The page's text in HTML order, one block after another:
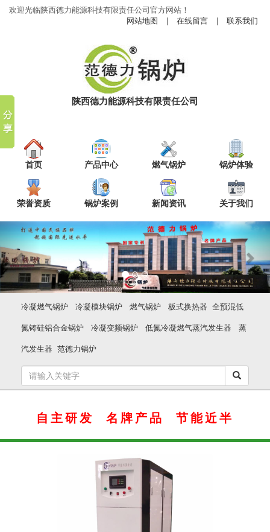
欢迎光临陕西德力能源科技有限责任公司官方网站！
网站地图
在线留言 联系我们
陕西德力能源科技有限责任公司
首页 产品中心 燃气锅炉 锅炉体验
荣誉资质 锅炉案例 新闻资讯 关于我们
Previous
冷凝燃气锅炉 冷凝模块锅炉 燃气锅炉 板式换热器 全预混低
氮铸硅铝合金锅炉 冷凝变频锅炉 低氮冷凝燃气蒸汽发生器 蒸
汽发生器 范德力锅炉
自主研发 名牌产品 节能近半